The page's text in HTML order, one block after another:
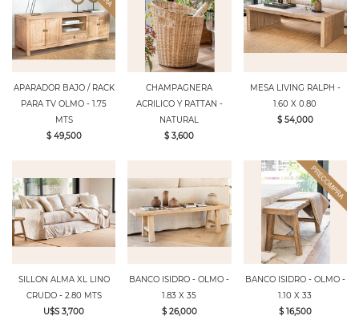
APARADOR BAJO / RACK
PARA TV OLMO - 1.75
MTS
$ 49,500
CHAMPAGNERA
ACRILICO Y RATTAN -
NATURAL
$ 3,600
MESA LIVING RALPH -
1.60 X 0.80
$ 54,000
SILLON ALMA XL LINO
CRUDO - 2.80 MTS
U$S 3,700
BANCO ISIDRO - OLMO -
1.83 X 35
$ 26,000
BANCO ISIDRO - OLMO -
1.10 X 33
$ 16,500